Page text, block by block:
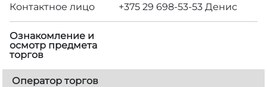
Контактное лицо +375 29 698-53-53 Денис
Ознакомление и
осмотр предмета
торгов
Оператор торгов